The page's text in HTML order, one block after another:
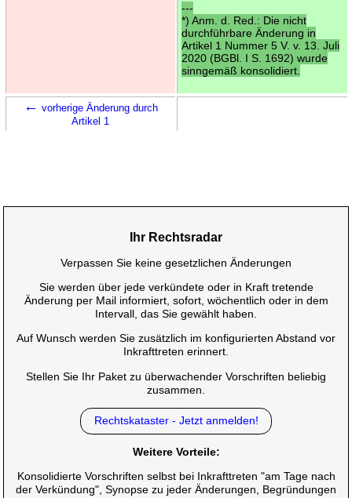
---
*) Anm. d. Red.: Die nicht
durchführbare Änderung in
Artikel 1 Nummer 5 V. v. 13. Juli
2020 (BGBl. I S. 1692) wurde
sinngemäß konsolidiert.
← vorherige Änderung durch
Artikel 1
Ihr Rechtsradar
Verpassen Sie keine gesetzlichen Änderungen
Sie werden über jede verkündete oder in Kraft tretende
Änderung per Mail informiert, sofort, wöchentlich oder in dem
Intervall, das Sie gewählt haben.
Auf Wunsch werden Sie zusätzlich im konfigurierten Abstand vor
Inkrafttreten erinnert.
Stellen Sie Ihr Paket zu überwachender Vorschriften beliebig
zusammen.
Rechtskataster - Jetzt anmelden!
Weitere Vorteile:
Konsolidierte Vorschriften selbst bei Inkrafttreten "am Tage nach
der Verkündung", Synopse zu jeder Änderungen, Begründungen